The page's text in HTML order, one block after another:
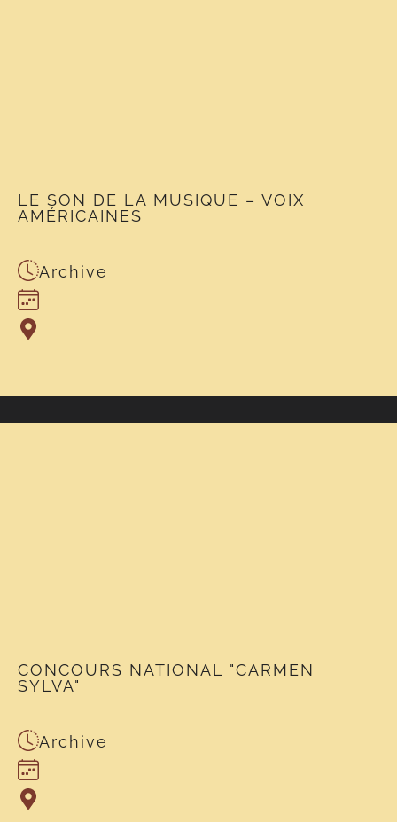
LE SON DE LA MUSIQUE – VOIX
AMÉRICAINES
Archive
CONCOURS NATIONAL "CARMEN
SYLVA"
Archive